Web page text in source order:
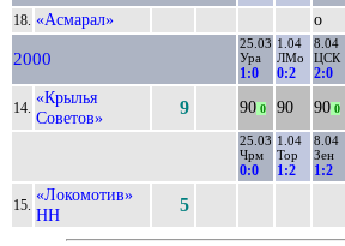
18. «Асмарал» о
2000
25.03
Ура
1:0
1.04
ЛМо
0:2
8.04
ЦСК
2:0
14.
«Крылья
Советов»
9 90 0 90 90 0
25.03
Чрм
0:0
1.04
Тор
1:2
8.04
Зен
1:2
15.
«Локомотив»
НН
5